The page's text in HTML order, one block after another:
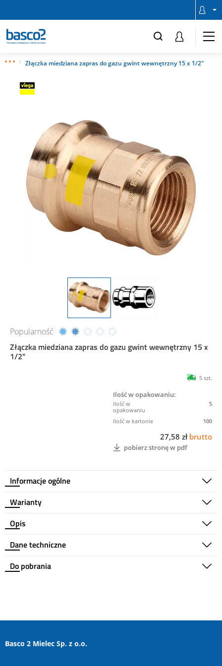
Złączka miedziana zapras do gazu gwint wewnętrzny 15 x 1/2"
Popularność
Złączka miedziana zapras do gazu gwint wewnętrzny 15 x
1/2"
Informacje ogólne
5 szt.
Ilość w opakowaniu:
5
100
27,58 zł brutto
pobierz stronę w pdf
Warianty
Opis
Dane techniczne
Do pobrania
Basco 2 Mielec Sp. z o.o.